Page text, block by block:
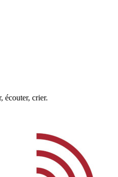
écouter, crier.